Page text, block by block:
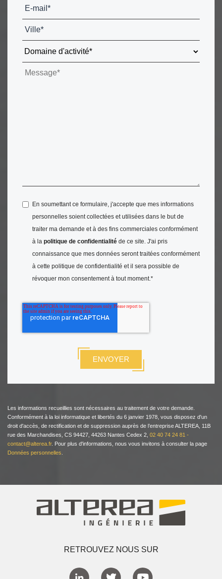
En soumettant ce formulaire, j'accepte que mes informations
personnelles soient collectées et utilisées dans le but de
traiter ma demande et à des fins commerciales conformément
à la politique de confidentialité de ce site. J'ai pris
connaissance que mes données seront traitées conformément
à cette politique de confidentialité et il sera possible de
révoquer mon consentement à tout moment.*
Les informations recueillies sont nécessaires au traitement de votre demande.
Conformément à la loi informatique et libertés du 6 janvier 1978, vous disposez d'un
droit d'accès, de rectification et de suppression auprès de l’entreprise ALTEREA, 11B
rue des Marchandises, CS 94427, 44263 Nantes Cedex 2, 02 40 74 24 81 -
contact@alterea.fr. Pour plus d'informations, nous vous invitons à consulter la page
Données personnelles
RETROUVEZ NOUS SUR